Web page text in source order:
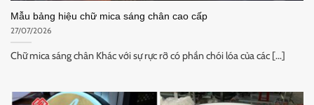
Mẫu bảng hiệu chữ mica sáng chân cao cấp
27/07/2026
Chữ mica sáng chân Khác với sự rực rỡ có phần chói lóa của các [...]